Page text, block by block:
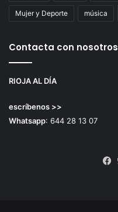
Mujer y Deporte música
Contacta con nosotros
RIOJA AL DÍA
escríbenos >>
Whatsapp: 644 28 13 07